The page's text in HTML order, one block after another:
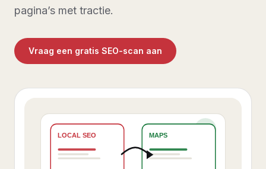
pagina’s met tractie.
Vraag een gratis SEO-scan aan